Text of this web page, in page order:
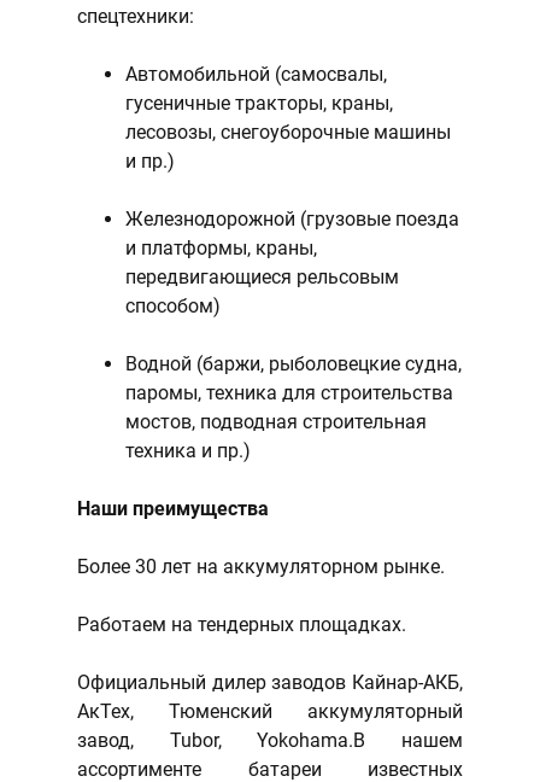
спецтехники:
Автомобильной (самосвалы,
гусеничные тракторы, краны,
лесовозы, снегоуборочные машины
и пр.)
Железнодорожной (грузовые поезда
и платформы, краны,
передвигающиеся рельсовым
способом)
Водной (баржи, рыболовецкие судна,
паромы, техника для строительства
мостов, подводная строительная
техника и пр.)
Наши преимущества
Более 30 лет на аккумуляторном рынке.
Работаем на тендерных площадках.
Официальный дилер заводов Кайнар-АКБ,
АкТех, Тюменский аккумуляторный
завод, Tubor, Yokohama.В нашем
ассортименте батареи известных